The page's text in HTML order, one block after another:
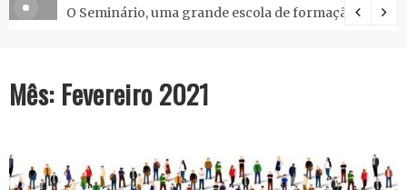
O Seminário, uma grande escola de formação.
Mês: Fevereiro 2021